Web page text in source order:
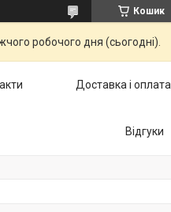
Кошик
робочого дня (сьогодні).
Доставка і оплата
Відгуки